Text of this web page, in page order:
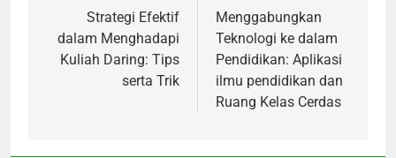
navigation
Strategi Efektif
dalam Menghadapi
Kuliah Daring: Tips
serta Trik
Menggabungkan
Teknologi ke dalam
Pendidikan: Aplikasi
ilmu pendidikan dan
Ruang Kelas Cerdas